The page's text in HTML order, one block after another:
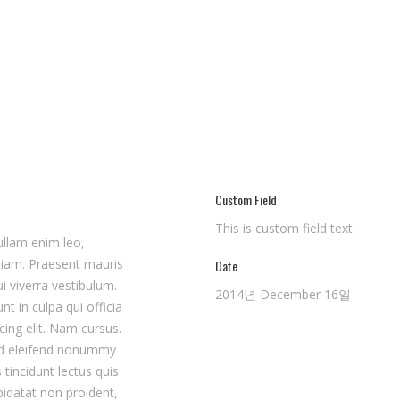
enim leo,
Praesent mauris
viverra vestibulum.
in culpa qui officia
elit. Nam cursus.
eleifend nonummy
lectus quis
non proident,
Custom Field
This is custom field text
Date
2014년 December 16일